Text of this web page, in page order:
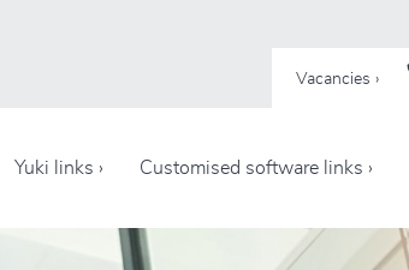
Vacancies ›
Yuki links › Customised software links ›